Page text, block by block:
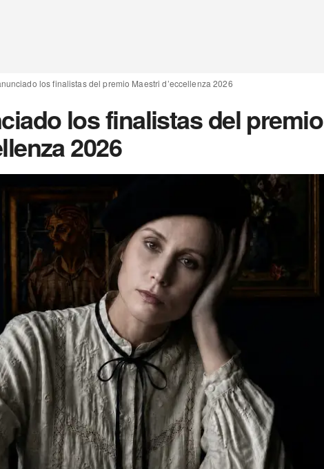
los finalistas del premio Maestri d’eccellenza 2026
los finalistas del premio
2026